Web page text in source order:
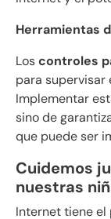
Herramientas
Loscontroles
para supervisar
Implementar
sino de
que puede ser
Cuidemos
nuestras
Internet tiene el